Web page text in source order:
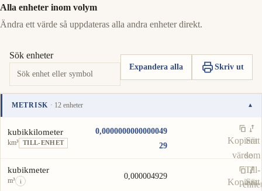
Alla enheter inom volym
Ändra ett värde så uppdateras alla andra enheter direkt.
Sök enheter
Expandera alla Skriv ut
METRISK · 12 enheter ▾
kubikkilometer
km³ TILL-ENHET
0,0000000000000049
29
Kopiera
värde
Sätt
som
Till-
enhet
kubikmeter
m³ i
0,000004929
Kopiera
Sätt